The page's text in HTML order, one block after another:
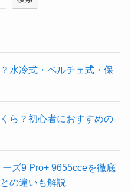
水冷式・ペルチェ式・保
ら？初心者におすすめの
ーズ9 Pro+ 9655cceを徹底
の違いも解説